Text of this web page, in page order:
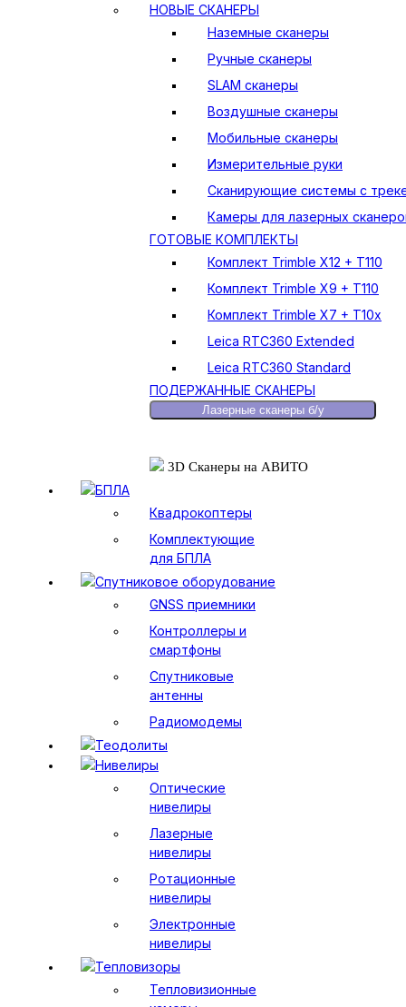
НОВЫЕ СКАНЕРЫ
Наземные сканеры
Ручные сканеры
SLAM сканеры
Воздушные сканеры
Мобильные сканеры
Измерительные руки
Сканирующие системы с
Камеры для лазерных
ГОТОВЫЕ КОМПЛЕКТЫ
Комплект Trimble X12 + T110
Комплект Trimble X9 + T110
Комплект Trimble X7 + T10x
Leica RTC360 Extended
Leica RTC360 Standard
ПОДЕРЖАННЫЕ СКАНЕРЫ
Лазерные сканеры б/у
3D Сканеры на АВИТО
БПЛА
Квадрокоптеры
Комплектующие
для БПЛА
Спутниковое оборудование
GNSS приемники
Контроллеры и
смартфоны
Спутниковые
антенны
Радиомодемы
Теодолиты
Нивелиры
Оптические
нивелиры
Лазерные
нивелиры
Ротационные
нивелиры
Электронные
нивелиры
Тепловизоры
Тепловизионные